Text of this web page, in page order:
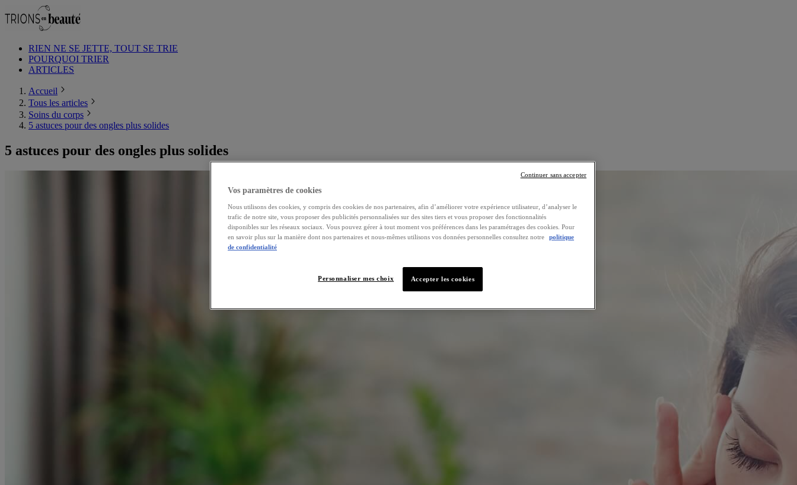
RIEN NE SE JETTE, TOUT SE TRIE
POURQUOI TRIER
ARTICLES
Accueil
Tous les articles
Soins du corps
5 astuces pour des ongles plus solides
5 astuces pour des ongles plus solides
Vos paramètres de cookies
Nous utilisons des cookies, y compris des cookies de nos partenaires, afin d’améliorer votre expérience utilisateur, d’analyser le
trafic de notre site, vous proposer des publicités personnalisées sur des sites tiers et vous proposer des fonctionnalités
disponibles sur les réseaux sociaux. Vous pouvez gérer à tout moment vos préférences dans les paramétrages des cookies. Pour
en savoir plus sur la manière dont nos partenaires et nous-mêmes utilisons vos données personnelles consultez notre
politique
de confidentialité
Accepter les cookies
Personnaliser mes choix
Continuer sans accepter